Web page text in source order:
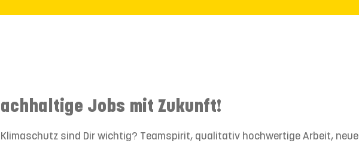
Jobs mit Zukunft!
sind Dir wichtig? Teamspirit, qualitativ hochwertige Arbeit, neue